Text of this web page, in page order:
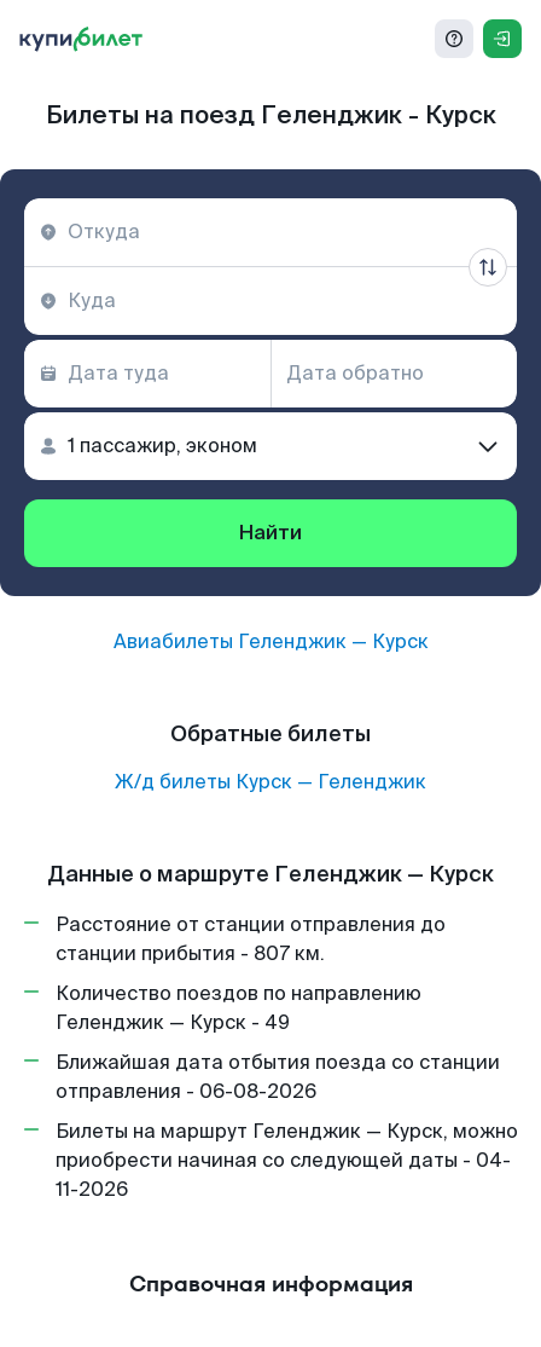
Билеты на поезд Геленджик - Курск
Найти
Авиабилеты Геленджик— Курск
Обратные билеты
Ж/д билеты Курск — Геленджик
Данные о маршруте Геленджик — Курск
Расстояние от станции отправления до
станции прибытия - 807 км.
Количество поездов по направлению
Геленджик — Курск - 49
Ближайшая дата отбытия поезда со станции
отправления - 06-08-2026
Билеты на маршрут Геленджик — Курск, можно
приобрести начиная со следующей даты - 04-
11-2026
Справочная информация